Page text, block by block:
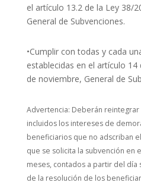
el artículo 13.2 de la Ley 38/
General de Subvenciones.
•Cumplir con todas y cada
establecidas en el artículo
de noviembre, General de
Advertencia: Deberán reintegrar
incluidos los intereses de
beneficiarios que no adscriban
que se solicita la subvención en
meses, contados a partir del día
de la resolución de los